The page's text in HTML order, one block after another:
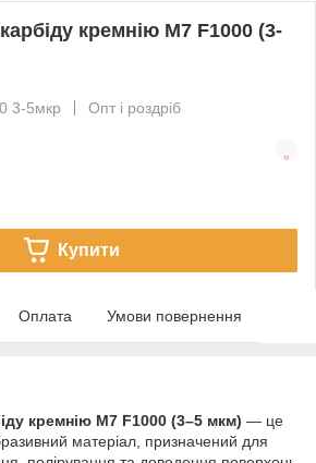
кремнію М7 F1000 (3-
3-5мкр
Опт і роздріб
Купити
Оплата Умови повернення
кремнію М7 F1000 (3–5 мкм) — це
матеріал, призначений для